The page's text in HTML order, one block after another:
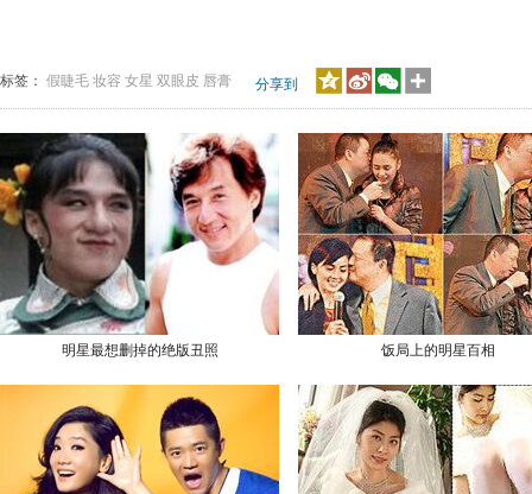
标签： 假睫毛 妆容 女星 双眼皮 唇膏 分享到
明星最想删掉的绝版丑照 饭局上的明星百相